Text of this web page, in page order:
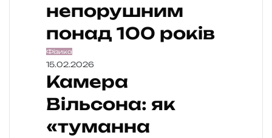
непорушним
понад 100 років
Фізика
15.02.2026
Камера
Вільсона: як
«туманна